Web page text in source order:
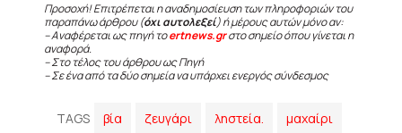
Προσοχή! Επιτρέπεται η αναδημοσίευση των πληροφοριών του
παραπάνω άρθρου (όχι αυτολεξεί) ή μέρους αυτών μόνο αν:
– Αναφέρεται ως πηγή τοertnews.grστο σημείο όπου γίνεται η
αναφορά.
– Στο τέλος του άρθρου ως Πηγή
– Σε ένα από τα δύο σημεία να υπάρχει ενεργός σύνδεσμος
TAGS βία ζευγάρι ληστεία. μαχαίρι